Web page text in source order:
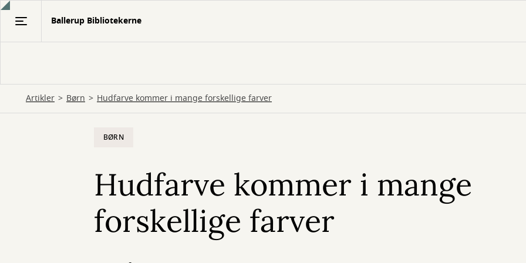
Gå
Ballerup Bibliotekerne
Artikler Børn Hudfarve kommer i mange forskellige farver
BØRN
Hudfarve kommer i mange
forskellige farver